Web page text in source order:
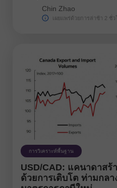
Chin Zhao
เผยแพร่ด้วยการล่าช้า 2 ชั่ว
การวิเคราะห์พื้นฐาน
USD/CAD: แคนาดาสร้
ด้วยการเติบโต ท่ามกลา